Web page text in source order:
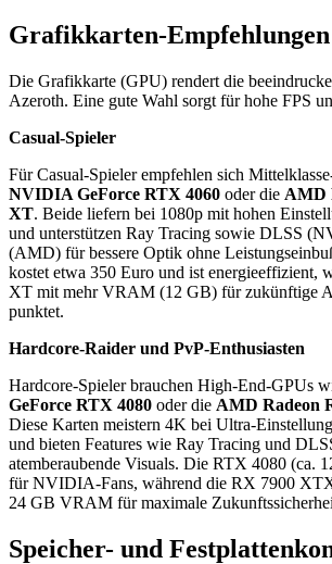
Grafikkarten-Empfehlungen
Die Grafikkarte (GPU) rendert die
Azeroth. Eine gute Wahl sorgt für hohe FPS
Casual-Spieler
Für Casual-Spieler empfehlen sich
NVIDIA GeForce RTX 4060 oder die AMD
XT. Beide liefern bei 1080p mit hohen
und unterstützen Ray Tracing sowie DLSS
(AMD) für bessere Optik ohne
kostet etwa 350 Euro und ist energieeffizient,
XT mit mehr VRAM (12 GB) für zukünftige
punktet.
Hardcore-Raider und PvP-Enthusiasten
Hardcore-Spieler brauchen High-End-GPUs
GeForce RTX 4080 oder die AMD Radeon
Diese Karten meistern 4K bei Ultra-
und bieten Features wie Ray Tracing und
atemberaubende Visuals. Die RTX 4080 (ca.
für NVIDIA-Fans, während die RX 7900
24 GB VRAM für maximale
Speicher- und